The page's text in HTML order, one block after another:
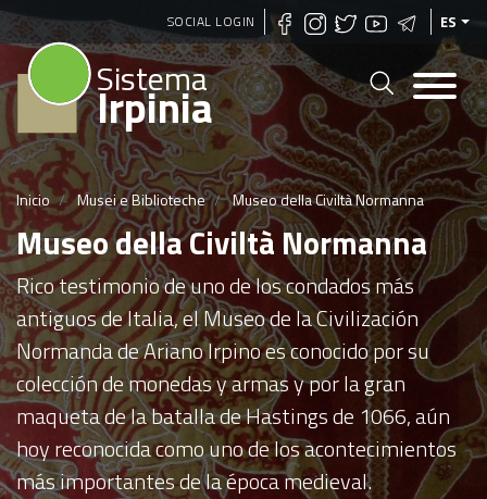
Pasar
al
contenido
principal
SOCIAL LOGIN ES
Sistema
Irpinia
Inicio Musei e Biblioteche Museo della Civiltà Normanna
Museo della Civiltà Normanna
Rico testimonio de uno de los condados más
antiguos de Italia, el Museo de la Civilización
Normanda de Ariano Irpino es conocido por su
colección de monedas y armas y por la gran
maqueta de la batalla de Hastings de 1066, aún
hoy reconocida como uno de los acontecimientos
más importantes de la época medieval.